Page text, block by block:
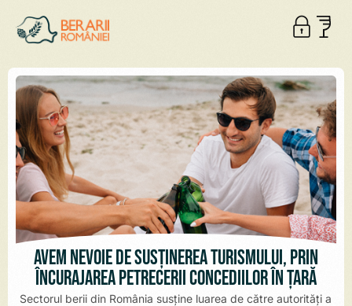
Avem nevoie de susținerea turismului, prin
încurajarea petrecerii concediilor în țară
Sectorul berii din România susține luarea de către autorități a